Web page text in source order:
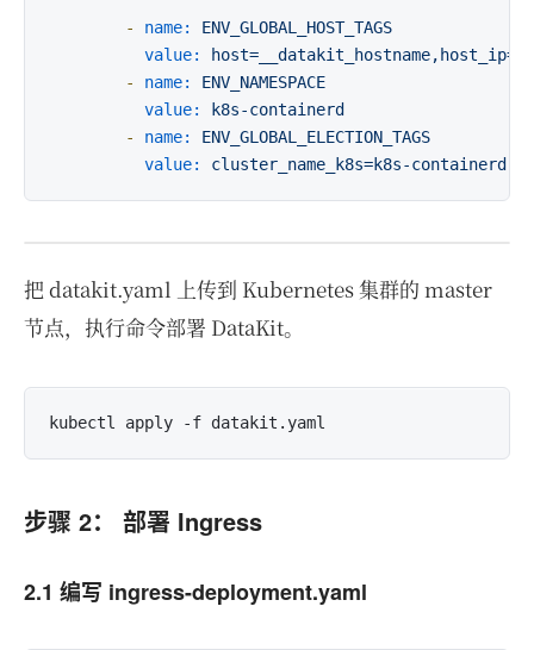
- name:
ENV_GLOBAL_HOST_TAGS
value:
-
name:
ENV_NAMESPACE
value:
k8s-containerd
-
name:
ENV_GLOBAL_ELECTION_TAGS
value:
cluster_name_k8s=k8s-containerd
把 datakit.yaml 上传到 Kubernetes 集群的 master
节点，执行命令部署 DataKit。
步骤 2： 部署 Ingress
2.1 编写 ingress-deployment.yaml